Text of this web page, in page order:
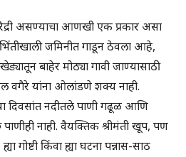
असण्याचा आणखी एक प्रकार असा
जमिनीत गाडून ठेवला आहे,
बाहेर मोठ्या गावी जाण्यासाठी
वगैरे यांना ओलांडणे शक्य नाही.
दिवसांत नदीतले पाणी गढूळ आणि
नाही. वैयक्तिक श्रीमंती खूप, पण
गोष्टी किंवा ह्या घटना पन्नास-साठ